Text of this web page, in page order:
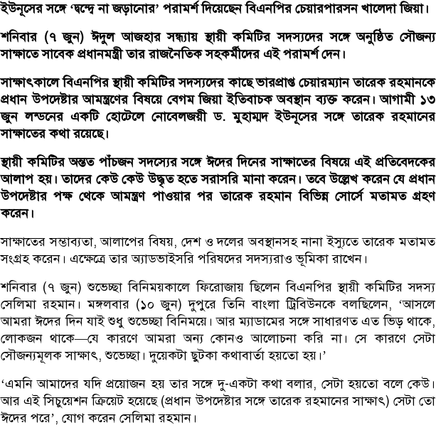
ইউনূসের সঙ্গে ‘দ্বন্দ্বে না জড়ানোর’ পরামর্শ দিয়েছেন বিএনপির চেয়ারপারসন খালেদা জিয়া।
শনিবার (৭ জুন) ঈদুল আজহার সন্ধ্যায় স্থায়ী কমিটির সদস্যদের সঙ্গে অনুষ্ঠিত সৌজন্য
সাক্ষাতে সাবেক প্রধানমন্ত্রী তার রাজনৈতিক সহকর্মীদের এই পরামর্শ দেন।
সাক্ষাৎকালে বিএনপির স্থায়ী কমিটির সদস্যদের কাছে ভারপ্রাপ্ত চেয়ারম্যান তারেক রহমানকে
প্রধান উপদেষ্টার আমন্ত্রণের বিষয়ে বেগম জিয়া ইতিবাচক অবস্থান ব্যক্ত করেন। আগামী ১৩
জুন লন্ডনের একটি হোটেলে নোবেলজয়ী ড. মুহাম্মদ ইউনূসের সঙ্গে তারেক রহমানের
সাক্ষাতের কথা রয়েছে।
স্থায়ী কমিটির অন্তত পাঁচজন সদস্যের সঙ্গে ঈদের দিনের সাক্ষাতের বিষয়ে এই প্রতিবেদকের
আলাপ হয়। তাদের কেউ কেউ উদ্ধৃত হতে সরাসরি মানা করেন। তবে উল্লেখ করেন যে প্রধান
উপদেষ্টার পক্ষ থেকে আমন্ত্রণ পাওয়ার পর তারেক রহমান বিভিন্ন সোর্সে মতামত গ্রহণ
করেন।
সাক্ষাতের সম্ভাব্যতা, আলাপের বিষয়, দেশ ও দলের অবস্থানসহ নানা ইস্যুতে তারেক মতামত
সংগ্রহ করেন। এক্ষেত্রে তার অ্যাডভাইসরি পরিষদের সদস্যরাও ভূমিকা রাখেন।
শনিবার (৭ জুন) শুভেচ্ছা বিনিময়কালে ফিরোজায় ছিলেন বিএনপির স্থায়ী কমিটির সদস্য
সেলিমা রহমান। মঙ্গলবার (১০ জুন) দুপুরে তিনি বাংলা ট্রিবিউনকে বলছিলেন, ‘আসলে
আমরা ঈদের দিন যাই শুধু শুভেচ্ছা বিনিময়ে। আর ম্যাডামের সঙ্গে সাধারণত এত ভিড় থাকে,
লোকজন থাকে—যে কারণে আমরা অন্য কোনও আলোচনা করি না। সে কারণে সেটা
সৌজন্যমূলক সাক্ষাৎ, শুভেচ্ছা। দুয়েকটা ছুটকা কথাবার্তা হয়তো হয়।’
‘এমনি আমাদের যদি প্রয়োজন হয় তার সঙ্গে দু-একটা কথা বলার, সেটা হয়তো বলে কেউ।
আর এই সিচুয়েশন ক্রিয়েট হয়েছে (প্রধান উপদেষ্টার সঙ্গে তারেক রহমানের সাক্ষাৎ) সেটা তো
ঈদের পরে’, যোগ করেন সেলিমা রহমান।